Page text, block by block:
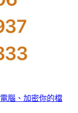
腦、加密你的檔